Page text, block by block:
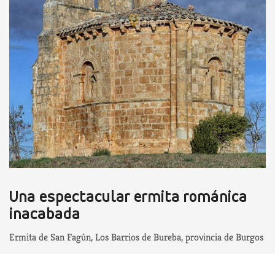
Una espectacular ermita románica
inacabada
Ermita de San Fagún, Los Barrios de Bureba, provincia de Burgos